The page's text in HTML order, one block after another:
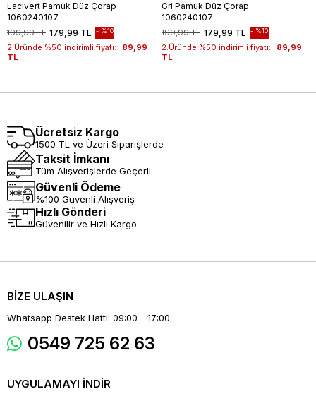
Lacivert Pamuk Düz Çorap
1060240107
179,99 TL
199,99 TL %10
2.Üründe %50 indirimli fiyatı:
89,99
TL
Gri Pamuk Düz Çorap
1060240107
179,99 TL
199,99 TL %10
2.Üründe %50 indirimli fiyatı:
89,99
TL
Ücretsiz Kargo
1500 TL ve Üzeri Siparişlerde
Taksit İmkanı
Tüm Alışverişlerde Geçerli
Güvenli Ödeme
%100 Güvenli Alışveriş
Hızlı Gönderi
Güvenilir ve Hızlı Kargo
BİZE ULAŞIN
Whatsapp Destek Hattı: 09:00 - 17:00
0549 725 62 63
UYGULAMAYI İNDİR